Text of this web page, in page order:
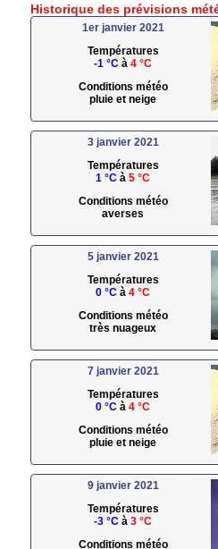
Historique des prévisions
1er janvier 2021
Températures
-1 °C à 4 °C
Conditions météo
pluie et neige
3 janvier 2021
Températures
1 °C à 5 °C
Conditions météo
averses
5 janvier 2021
Températures
0 °C à 4 °C
Conditions météo
très nuageux
7 janvier 2021
Températures
0 °C à 4 °C
Conditions météo
pluie et neige
9 janvier 2021
Températures
-3 °C à 3 °C
Conditions météo